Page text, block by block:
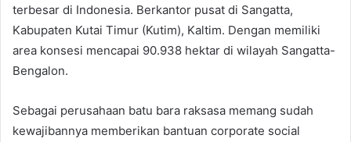
terbesar di Indonesia. Berkantor pusat di Sangatta,
Kabupaten Kutai Timur (Kutim), Kaltim. Dengan memiliki
area konsesi mencapai 90.938 hektar di wilayah Sangatta-
Bengalon.
Sebagai perusahaan batu bara raksasa memang sudah
kewajibannya memberikan bantuan corporate social